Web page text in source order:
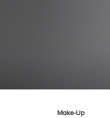
Make-Up